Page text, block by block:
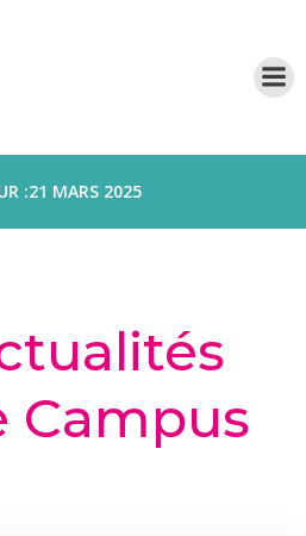
:21 MARS 2025
Campus